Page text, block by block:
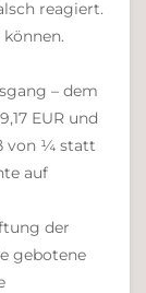
reagiert.
– dem
EUR und
von ¼ statt
auf
der
gebotene